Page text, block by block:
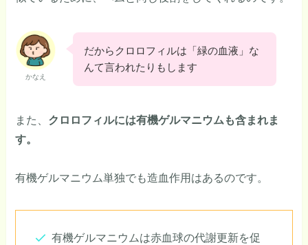
かなえ
だからクロロフィルは「緑の血液」な
んて言われたりもします
また、 クロロフィルには有機ゲルマニウムも含まれま
す。
有機ゲルマニウム単独でも造血作用はあるのです。
有機ゲルマニウムは赤血球の代謝更新を促